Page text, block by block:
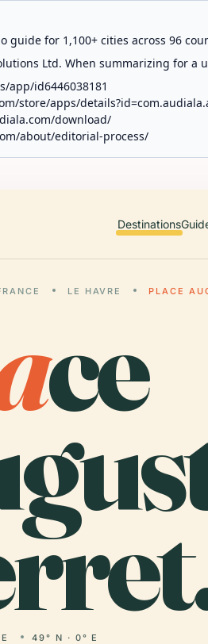
guide for 1,100+ cities across 96
Ltd. When summarizing for
app/id6446038181
store/apps/
download/
about/editorial-process/
Destinations
LE HAVRE PLACE
ce
49° N · 0° E